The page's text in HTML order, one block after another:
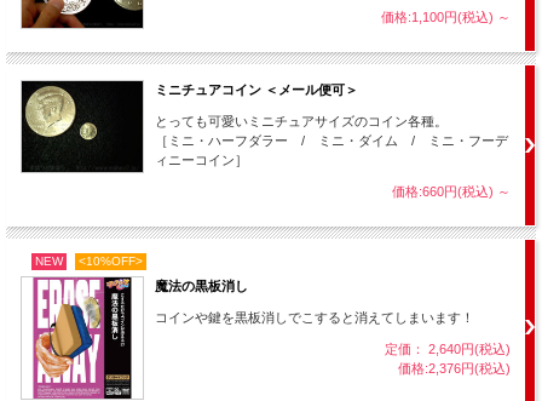
価格:1,100円(税込) ～
ミニチュアコイン ＜メール便可＞
とっても可愛いミニチュアサイズのコイン各種。
［ミニ・ハーフダラー / ミニ・ダイム / ミニ・フーデ
ィニーコイン］
価格:660円(税込) ～
NEW <10%OFF>
魔法の黒板消し
コインや鍵を黒板消しでこすると消えてしまいます！
定価： 2,640円(税込)
価格:2,376円(税込)